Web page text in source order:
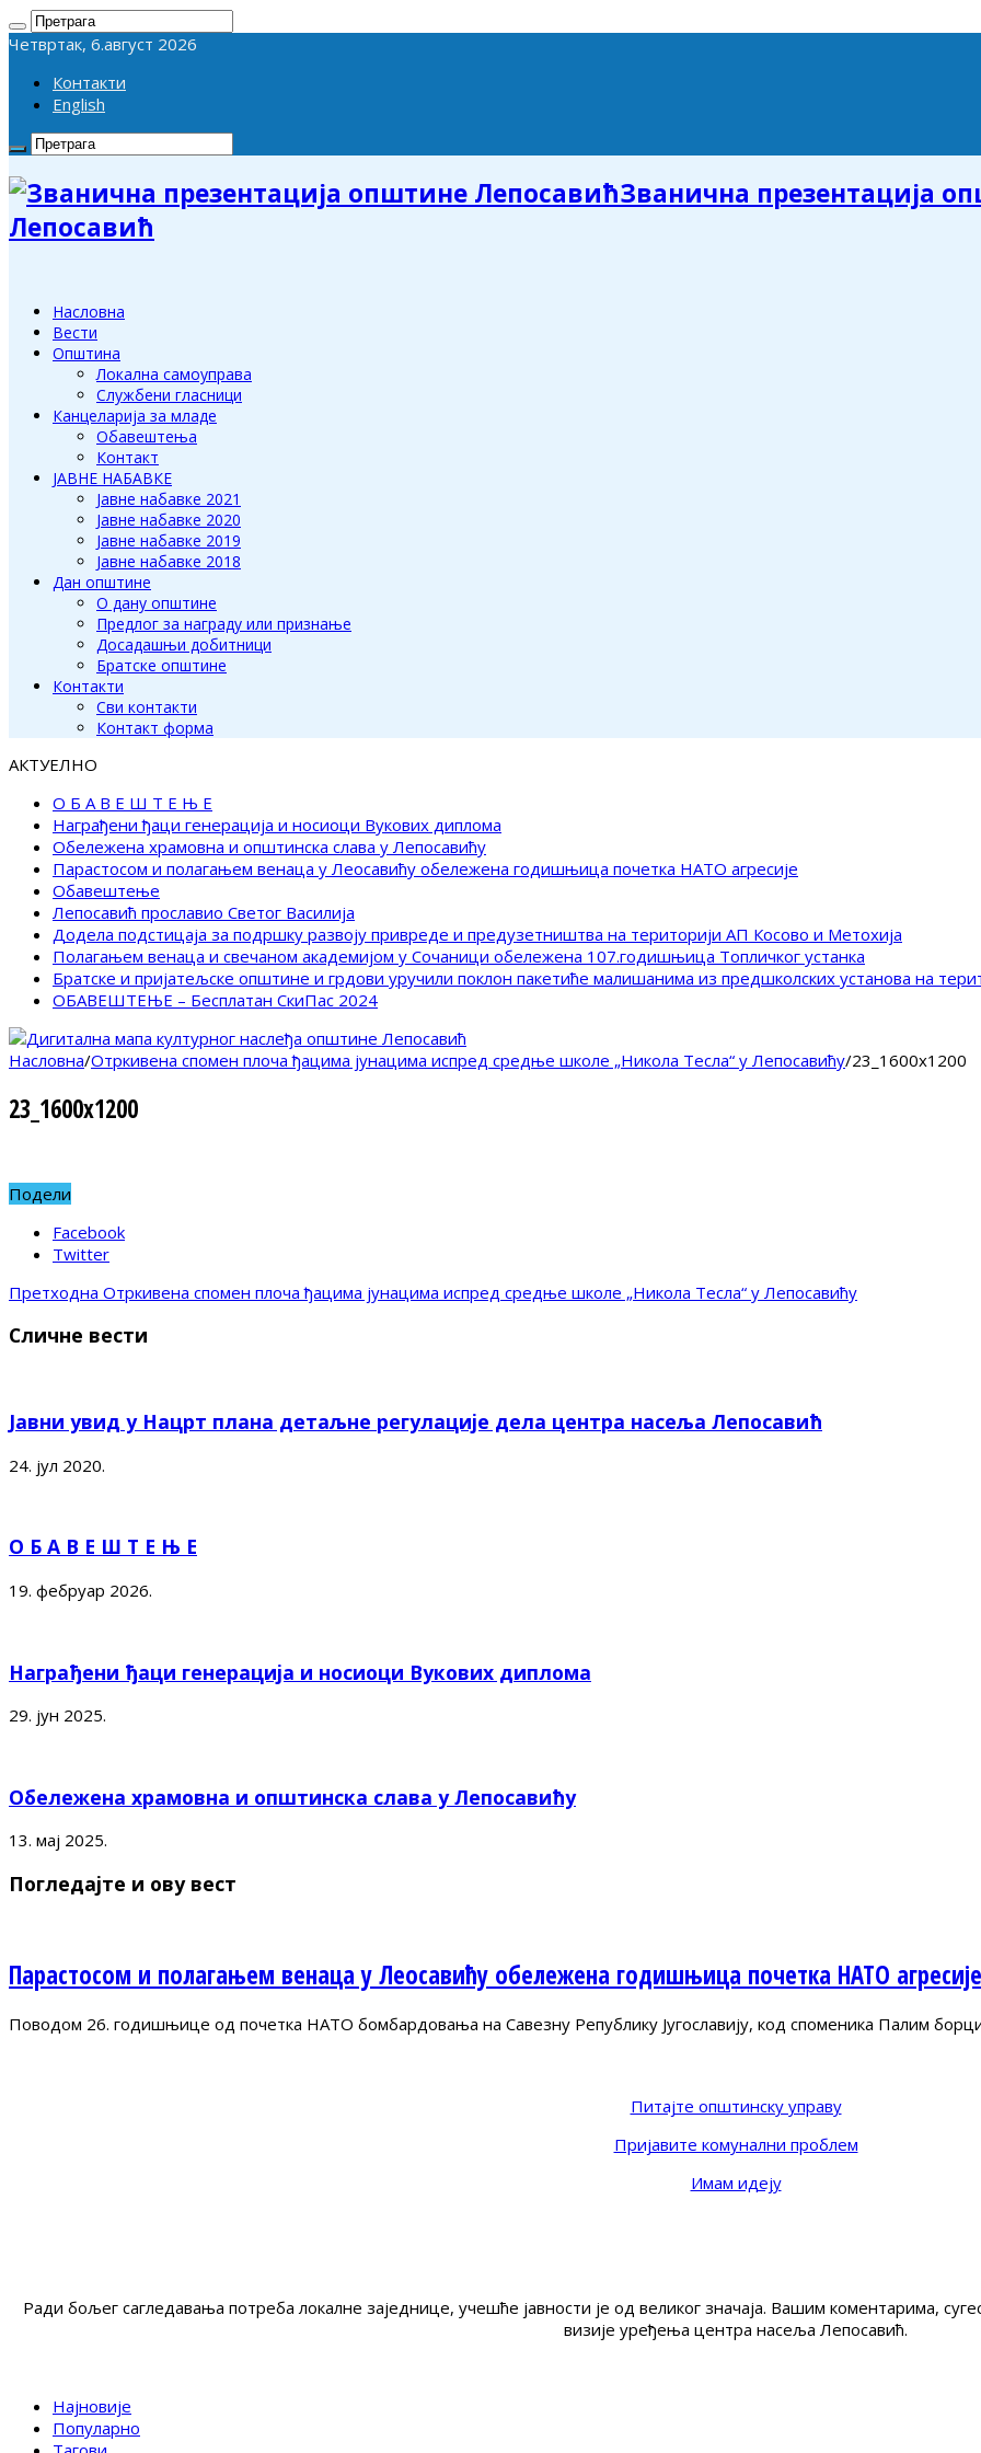
Четвртак, 6.август 2026
Контакти
English
Званична презентација
Лепосавић
Насловна
Вести
Општина
Локална самоуправа
Службени гласници
Канцеларија за младе
Обавештења
Контакт
ЈАВНЕ НАБАВКЕ
Јавне набавке 2021
Јавне набавке 2020
Јавне набавке 2019
Јавне набавке 2018
Дан општине
О дану општине
Предлог за награду или признање
Досадашњи добитници
Братске општине
Контакти
Сви контакти
Контакт форма
АКТУЕЛНО
О Б А В Е Ш Т Е Њ Е
Награђени ђаци генерација и носиоци Вукових диплома
Обележена храмовна и општинска слава у Лепосавићу
Парастосом и полагањем венаца у Леосавићу обележена годишњица почетка НАТО агресије
Обавештење
Лепосавић прославио Светог Василија
Додела подстицаја за подршку развоју привреде и предузетништва на територији АП Косово и Метохија
Полагањем венаца и свечаном академијом у Сочаници обележена 107.годишњица Топличког устанка
Братске и пријатељске општине и грдови уручили поклон пакетиће малишанима из предшколских установа на
ОБАВЕШТЕЊЕ – Бесплатан СкиПас 2024
Насловна/Отркивена спомен плоча ђацима јунацима испред средње школе „Никола Тесла“ у Лепосавићу/23_1600x1200
23_1600x1200
Подели
Facebook
Twitter
Претходна Отркивена спомен плоча ђацима јунацима испред средње школе „Никола Тесла“ у Лепосавићу
Сличне вести
Јавни увид у Нацрт плана детаљне регулације дела центра насеља Лепосавић
24. јул 2020.
О Б А В Е Ш Т Е Њ Е
19. фебруар 2026.
Награђени ђаци генерација и носиоци Вукових диплома
29. јун 2025.
Обележена храмовна и општинска слава у Лепосавићу
13. мај 2025.
Погледајте и ову вест
Парастосом и полагањем венаца у Леосавићу обележена годишњица почетка НАТО агресије
Поводом 26. годишњице од почетка НАТО бомбардовања на Савезну Републику Југославију, код споменика Палим
Питајте општинску управу
Пријавите комунални проблем
Имам идеју
Ради бољег сагледавања потреба локалне заједнице, учешће јавности је од великог значаја. Вашим коментарима,
визије уређења центра насеља Лепосавић.
Најновије
Популарно